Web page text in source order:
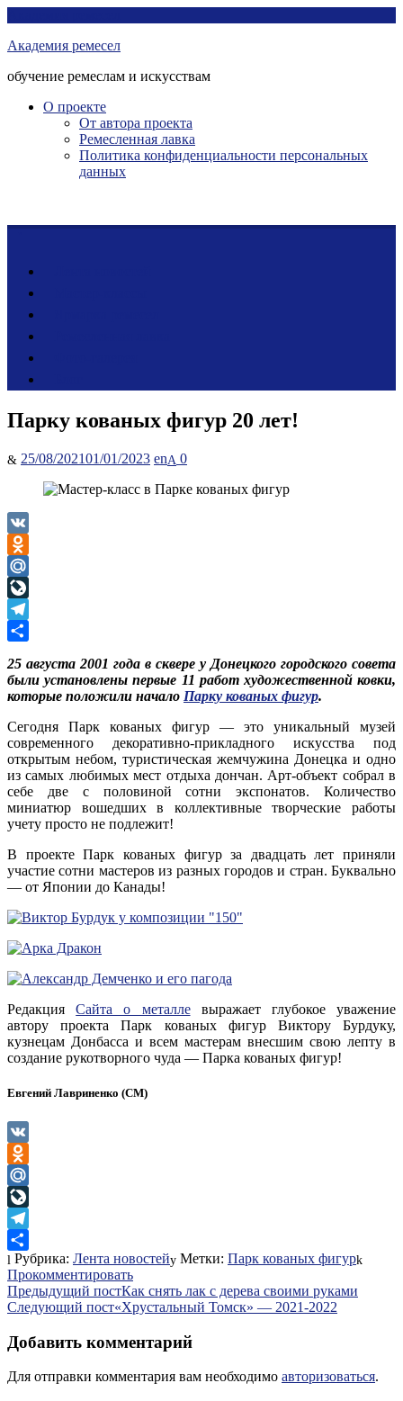
контенту
Академия ремесел
обучение ремеслам и искусствам
О проекте
От автора проекта
Ремесленная лавка
Политика конфиденциальности персональных
данных
Парку кованых фигур 20 лет!
Posted
25/08/202101/01/2023Author
en 0
VK
Odnoklassniki
Mail.Ru
LiveJournal
Telegram
25 августа 2001 года в сквере у Донецкого городского совета
были установлены первые 11 работ художественной ковки,
которые положили начало Парку кованых фигур.
Сегодня Парк кованых фигур — это уникальный музей
современного декоративно-прикладного искусства под
открытым небом, туристическая жемчужина Донецка и одно
из самых любимых мест отдыха дончан. Арт-объект собрал в
себе две с половиной сотни экспонатов. Количество
миниатюр вошедших в коллективные творческие работы
учету просто не подлежит!
В проекте Парк кованых фигур за двадцать лет приняли
участие сотни мастеров из разных городов и стран. Буквально
— от Японии до Канады!
РедакцияСайта о металлевыражает глубокое уважение
автору проекта Парк кованых фигур Виктору Бурдуку,
кузнецам Донбасса и всем мастерам внесшим свою лепту в
создание рукотворного чуда — Парка кованых фигур!
Евгений Лавриненко (СМ)
VK
Odnoklassniki
Mail.Ru
LiveJournal
Telegram
Отправить
Рубрика: Лента новостей Метки: Парк кованых фигур
Прокомментировать
Навигация
по
записям
Предыдущий постКак снять лак с дерева своими руками
Следующий пост«Хрустальный Томск»​ — 2021​-2022
Добавить комментарий
Для отправки комментария вам необходимо авторизоваться.